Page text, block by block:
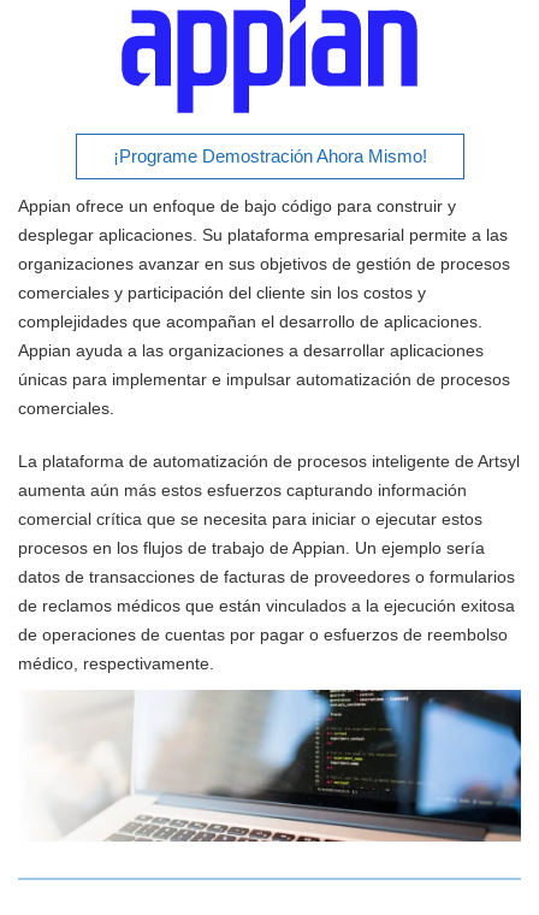
¡Programe Demostración Ahora Mismo!
Appian ofrece un enfoque de bajo código para construir y
desplegar aplicaciones. Su plataforma empresarial permite a las
organizaciones avanzar en sus objetivos de gestión de procesos
comerciales y participación del cliente sin los costos y
complejidades que acompañan el desarrollo de aplicaciones.
Appian ayuda a las organizaciones a desarrollar aplicaciones
únicas para implementar e impulsar automatización de procesos
comerciales.
La plataforma de automatización de procesos inteligente de Artsyl
aumenta aún más estos esfuerzos capturando información
comercial crítica que se necesita para iniciar o ejecutar estos
procesos en los flujos de trabajo de Appian. Un ejemplo sería
datos de transacciones de facturas de proveedores o formularios
de reclamos médicos que están vinculados a la ejecución exitosa
de operaciones de cuentas por pagar o esfuerzos de reembolso
médico, respectivamente.